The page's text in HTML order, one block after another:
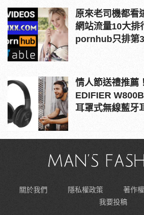
原來老司機都看
網站流量10大排
pornhub只排第
情人節送禮推薦！
EDIFIER
耳罩式無線藍牙
關於我們 隱私權政策 著作
我要投稿